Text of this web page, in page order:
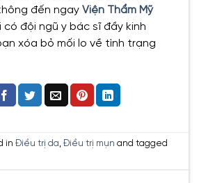
đến ngay Viện Thẩm Mỹ
có đội ngũ y bác sĩ đầy kinh
xóa bỏ mối lo về tình trạng
inĐiều trị da,Điều trị mụn and tagged